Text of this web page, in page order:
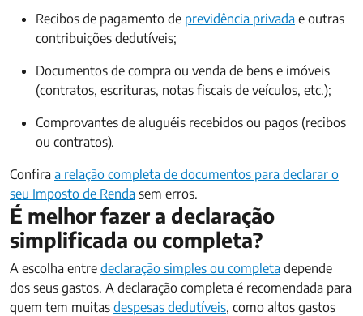
Recibos de pagamento de previdência privada e outras
contribuições dedutíveis;
Documentos de compra ou venda de bens e imóveis
(contratos, escrituras, notas fiscais de veículos, etc.);
Comprovantes de aluguéis recebidos ou pagos (recibos
ou contratos).
Confira a relação completa de documentos para declarar o
seu Imposto de Renda sem erros.
É melhor fazer a declaração
simplificada ou completa?
A escolha entre declaração simples ou completa depende
dos seus gastos. A declaração completa é recomendada para
quem tem muitas despesas dedutíveis, como altos gastos